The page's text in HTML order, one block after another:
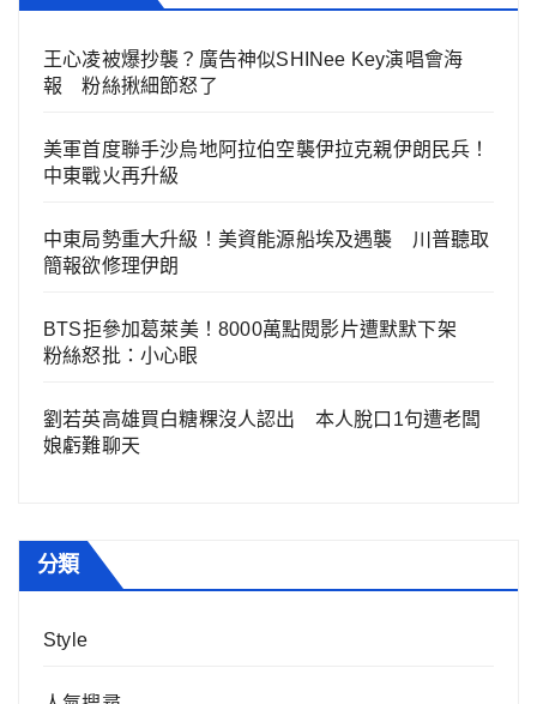
王心凌被爆抄襲？廣告神似SHINee Key演唱會海
報 粉絲揪細節怒了
美軍首度聯手沙烏地阿拉伯空襲伊拉克親伊朗民兵！
中東戰火再升級
中東局勢重大升級！美資能源船埃及遇襲 川普聽取
簡報欲修理伊朗
BTS拒參加葛萊美！8000萬點閱影片遭默默下架
粉絲怒批：小心眼
劉若英高雄買白糖粿沒人認出 本人脫口1句遭老闆
娘虧難聊天
分類
Style